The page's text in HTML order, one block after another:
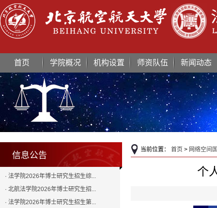
首页 学院概况 机构设置 师资队伍 新闻动态
信息公告
· 法学院2026年博士研究生招生综...
· 北航法学院2026年博士研究生招...
· 法学院2026年博士研究生招生第...
当前位置： 首页 > 网络空间
个